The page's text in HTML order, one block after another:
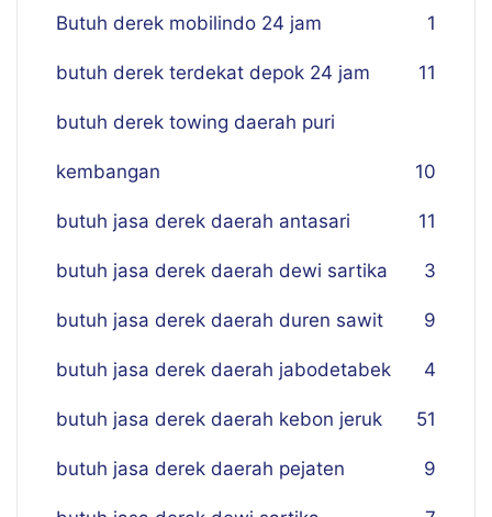
Butuh derek mobilindo 24 jam 1
butuh derek terdekat depok 24 jam 11
butuh derek towing daerah puri
kembangan 10
butuh jasa derek daerah antasari 11
butuh jasa derek daerah dewi sartika 3
butuh jasa derek daerah duren sawit 9
butuh jasa derek daerah jabodetabek 4
butuh jasa derek daerah kebon jeruk 51
butuh jasa derek daerah pejaten 9